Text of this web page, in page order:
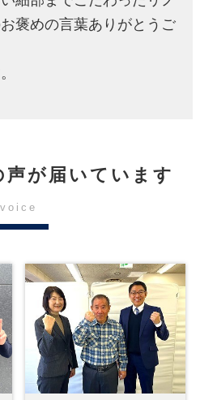
褒めの言葉ありがとうご
が届いています
voice